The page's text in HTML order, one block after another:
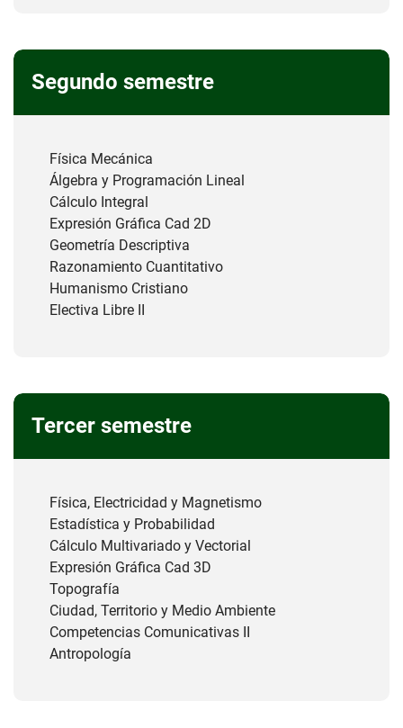
Segundo semestre
Física Mecánica
Álgebra y Programación Lineal
Cálculo Integral
Expresión Gráfica Cad 2D
Geometría Descriptiva
Razonamiento Cuantitativo
Humanismo Cristiano
Electiva Libre II
Tercer semestre
Física, Electricidad y Magnetismo
Estadística y Probabilidad
Cálculo Multivariado y Vectorial
Expresión Gráfica Cad 3D
Topografía
Ciudad, Territorio y Medio Ambiente
Competencias Comunicativas II
Antropología